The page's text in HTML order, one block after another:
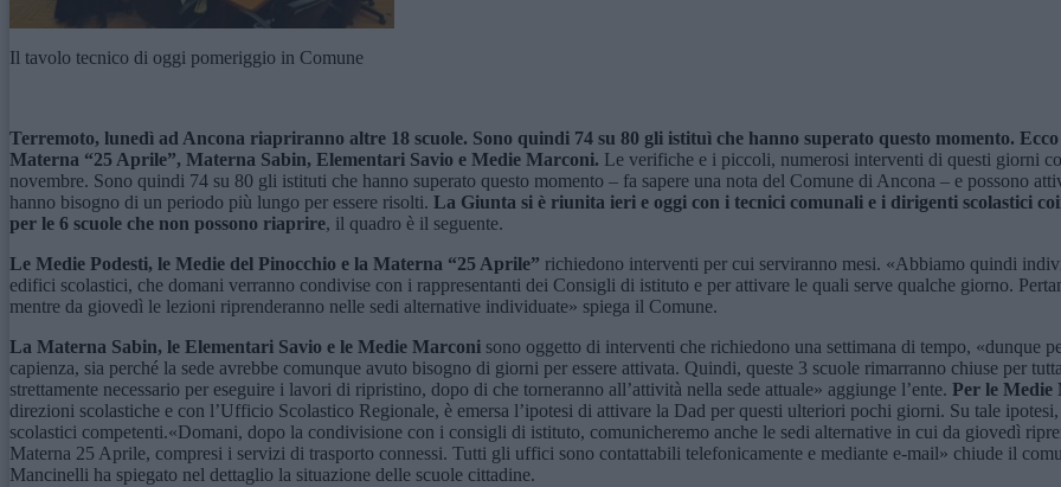
Il tavolo tecnico di oggi pomeriggio in Comune
Terremoto, lunedì ad Ancona riapriranno altre 18 scuole. Sono quindi 74 su 80 gli istituì che hanno superato questo momento.
Materna “25 Aprile”, Materna Sabin, Elementari Savio e Medie Marconi. Le verifiche e i piccoli, numerosi interventi di questi giorni
novembre. Sono quindi 74 su 80 gli istituti che hanno superato questo momento – fa sapere una nota del Comune di Ancona – e possono
hanno bisogno di un periodo più lungo per essere risolti. La Giunta si è riunita ieri e oggi con i tecnici comunali e i dirigenti scolastici
per le 6 scuole che non possono riaprire, il quadro è il seguente.
Le Medie Podesti, le Medie del Pinocchio e la Materna “25 Aprile” richiedono interventi per cui serviranno mesi. «Abbiamo quindi
edifici scolastici, che domani verranno condivise con i rappresentanti dei Consigli di istituto e per attivare le quali serve qualche giorno.
mentre da giovedì le lezioni riprenderanno nelle sedi alternative individuate» spiega il Comune.
La Materna Sabin, le Elementari Savio e le Medie Marconi sono oggetto di interventi che richiedono una settimana di tempo, «dunque
capienza, sia perché la sede avrebbe comunque avuto bisogno di giorni per essere attivata. Quindi, queste 3 scuole rimarranno chiuse per
strettamente necessario per eseguire i lavori di ripristino, dopo di che torneranno all’attività nella sede attuale» aggiunge l’ente. Per le Medie
direzioni scolastiche e con l’Ufficio Scolastico Regionale, è emersa l’ipotesi di attivare la Dad per questi ulteriori pochi giorni. Su tale
scolastici competenti.«Domani, dopo la condivisione con i consigli di istituto, comunicheremo anche le sedi alternative in cui da giovedì
Materna 25 Aprile, compresi i servizi di trasporto connessi. Tutti gli uffici sono contattabili telefonicamente e mediante e-mail» chiude il
Mancinelli ha spiegato nel dettaglio la situazione delle scuole cittadine.